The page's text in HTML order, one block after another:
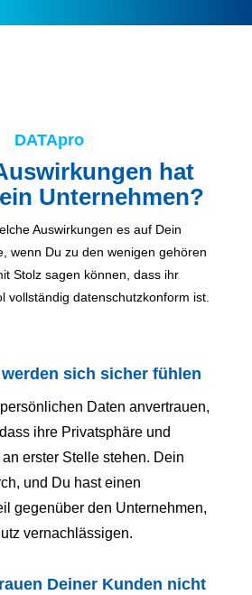
DATApro
hat
Unternehmen?
Auswirkungen es auf Dein
wenn Du zu den wenigen gehören
Stolz sagen können, dass ihr
vollständig datenschutzkonform ist.
sich sicher fühlen
Daten anvertrauen,
ihre Privatsphäre und
erster Stelle stehen. Dein
und Du hast einen
gegenüber den Unternehmen,
vernachlässigen.
Deiner Kunden nicht